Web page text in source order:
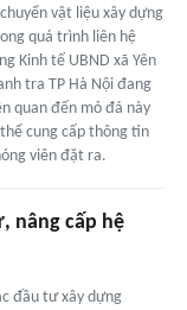
vật liệu xây dựng
quá trình liên hệ
Kinh tế UBND xã Yên
tra TP Hà Nội đang
quan đến mỏ đá này
cung cấp thông tin
viên đặt ra.
nâng cấp hệ
đầu tư xây dựng